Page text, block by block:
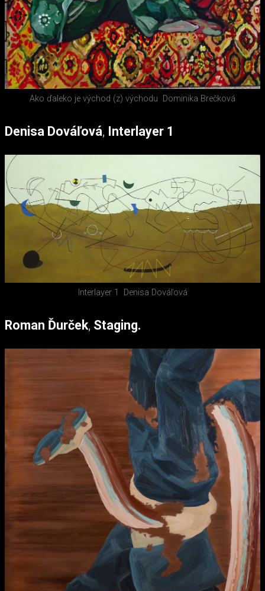
Ako ďaleko je východ (z) východu Dominika Brečková
Denisa Dováľová, Interlayer 1
Interlayer 1 Denisa Dováľová
Roman Ďurček, Staging.